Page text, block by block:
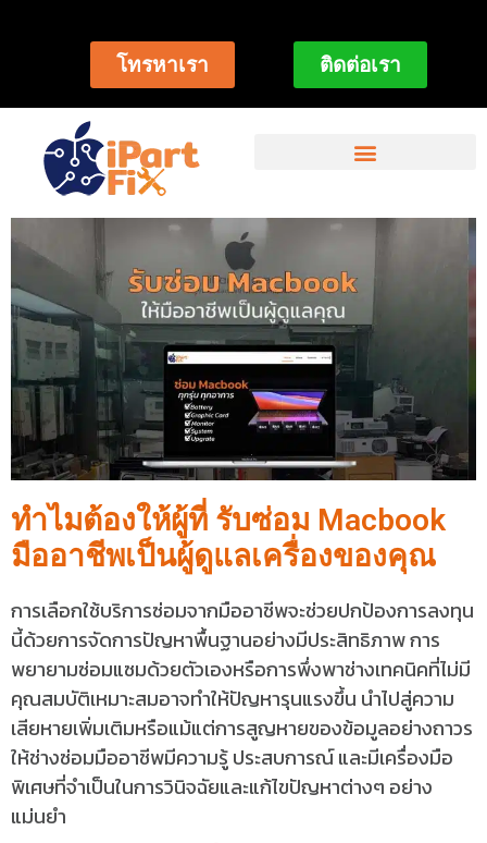
โทรหาเรา ติดต่อเรา
ทำไมต้องให้ผู้ที่ รับซ่อม Macbook
มืออาชีพเป็นผู้ดูแลเครื่องของคุณ
การเลือกใช้บริการซ่อมจากมืออาชีพจะช่วยปกป้องการลงทุน
นี้ด้วยการจัดการปัญหาพื้นฐานอย่างมีประสิทธิภาพ การ
พยายามซ่อมแซมด้วยตัวเองหรือการพึ่งพาช่างเทคนิคที่ไม่มี
คุณสมบัติเหมาะสมอาจทำให้ปัญหารุนแรงขึ้น นำไปสู่ความ
เสียหายเพิ่มเติมหรือแม้แต่การสูญหายของข้อมูลอย่างถาวร
ให้ช่างซ่อมมืออาชีพมีความรู้ ประสบการณ์ และมีเครื่องมือ
พิเศษที่จำเป็นในการวินิจฉัยและแก้ไขปัญหาต่างๆ อย่าง
แม่นยำ